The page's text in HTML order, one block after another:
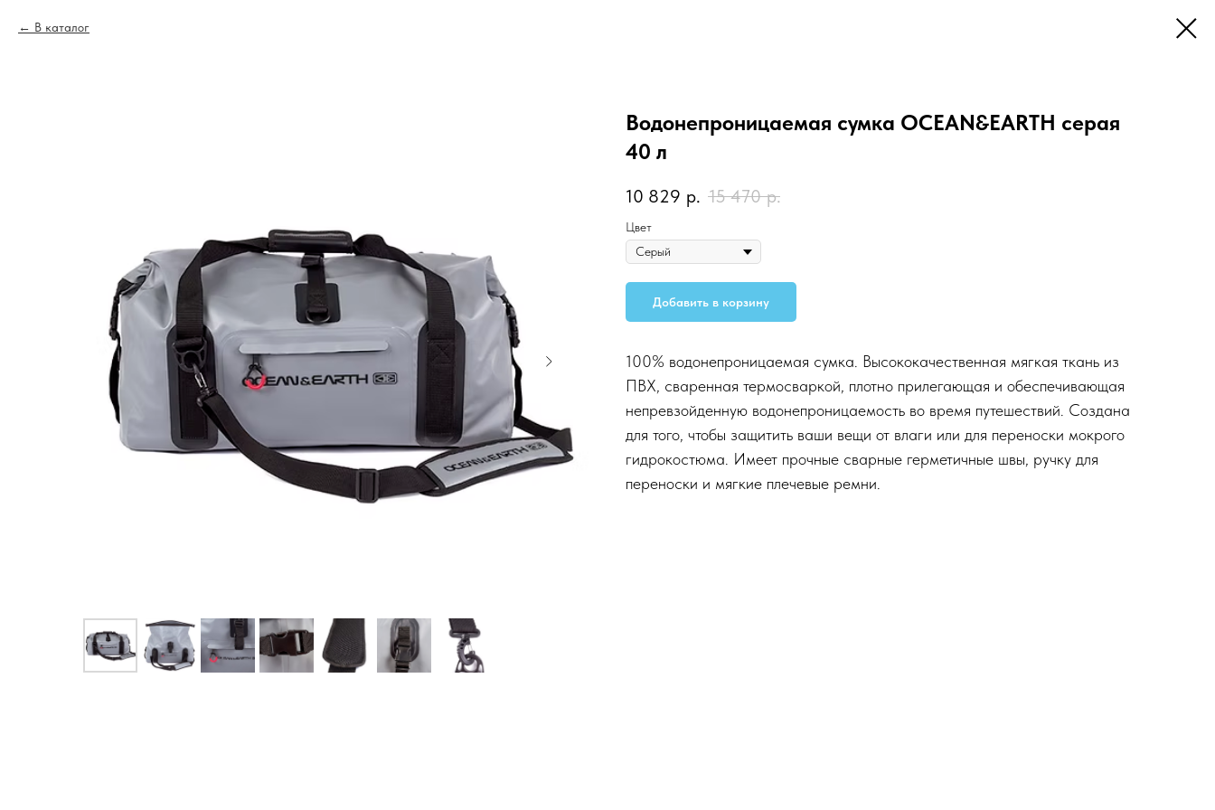
В каталог
Водонепроницаемая сумка OCEAN&EARTH серая
40 л
10 829 р. 15 470 р.
Цвет
Добавить в корзину
100% водонепроницаемая сумка. Высококачественная мягкая ткань из
ПВХ, сваренная термосваркой, плотно прилегающая и обеспечивающая
непревзойденную водонепроницаемость во время путешествий. Создана
для того, чтобы защитить ваши вещи от влаги или для переноски мокрого
гидрокостюма. Имеет прочные сварные герметичные швы, ручку для
переноски и мягкие плечевые ремни.